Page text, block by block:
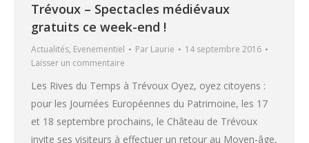
Trévoux – Spectacles médiévaux
gratuits ce week-end !
Actualités, Evenementiel Par Laurie
14 septembre 2016
Laisser un commentaire
Les Rives du Temps à Trévoux Oyez, oyez citoyens :
pour les Journées Européennes du Patrimoine, les 17
et 18 septembre prochains, le Château de Trévoux
invite ses visiteurs à effectuer un retour au Moyen-âge,